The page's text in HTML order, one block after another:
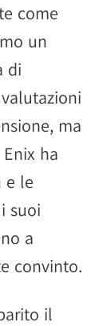
come
un
di
ma
ha
e le
suoi
a
convinto.
il